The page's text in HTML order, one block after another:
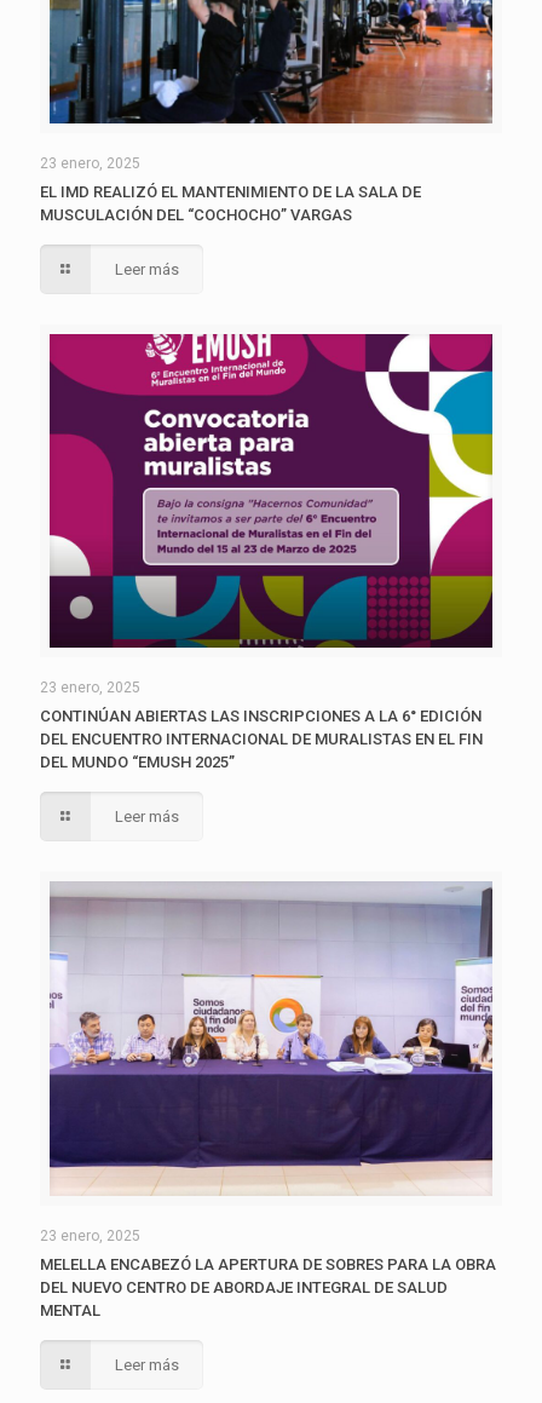
23 enero, 2025
EL IMD REALIZÓ EL MANTENIMIENTO DE LA SALA DE
MUSCULACIÓN DEL “COCHOCHO” VARGAS
Leer más
23 enero, 2025
CONTINÚAN ABIERTAS LAS INSCRIPCIONES A LA 6° EDICIÓN
DEL ENCUENTRO INTERNACIONAL DE MURALISTAS EN EL FIN
DEL MUNDO “EMUSH 2025”
Leer más
23 enero, 2025
MELELLA ENCABEZÓ LA APERTURA DE SOBRES PARA LA OBRA
DEL NUEVO CENTRO DE ABORDAJE INTEGRAL DE SALUD
MENTAL
Leer más